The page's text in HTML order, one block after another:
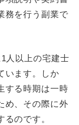
務を行う副業で
人以上の宅建士
います。しか
する時期は一時
め、その際に外
のです。